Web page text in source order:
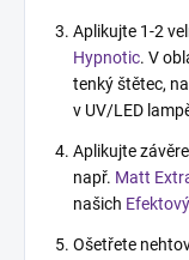
Aplikujte 1-2
Hypnotic. V
tenký štětec,
v UV/LED
Aplikujte
např. Matt
našich
Ošetřete